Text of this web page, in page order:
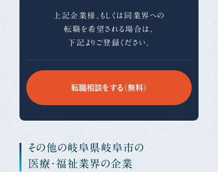
上記企業様、もしくは同業界への
転職を希望される場合は、
下記よりご登録ください。
転職相談をする（無料）
その他の岐阜県岐阜市の
医療・福祉業界の企業